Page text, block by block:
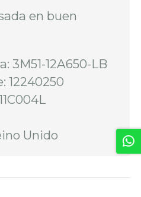
en buen
3M51-12A650-LB
12240250
Unido